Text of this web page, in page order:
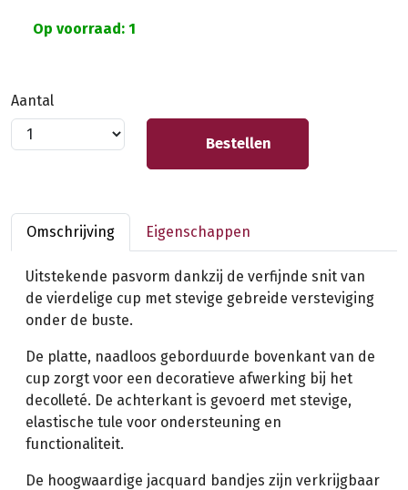
Op voorraad: 1
Aantal
Bestellen
Omschrijving Eigenschappen
Uitstekende pasvorm dankzij de verfijnde snit van
de vierdelige cup met stevige gebreide versteviging
onder de buste.
De platte, naadloos geborduurde bovenkant van de
cup zorgt voor een decoratieve afwerking bij het
decolleté. De achterkant is gevoerd met stevige,
elastische tule voor ondersteuning en
functionaliteit.
De hoogwaardige jacquard bandjes zijn verkrijgbaar